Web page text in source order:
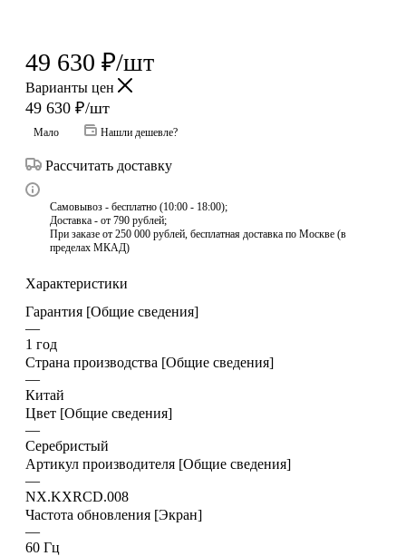
49 630 ₽/шт
Варианты цен
49 630 ₽/шт
Мало Нашли дешевле?
Рассчитать доставку
Самовывоз - бесплатно (10:00 - 18:00);
Доставка - от 790 рублей;
При заказе от 250 000 рублей, бесплатная доставка по Москве (в
пределах МКАД)
Характеристики
Гарантия [Общие сведения]
—
1 год
Страна производства [Общие сведения]
—
Китай
Цвет [Общие сведения]
—
Серебристый
Артикул производителя [Общие сведения]
—
NX.KXRCD.008
Частота обновления [Экран]
—
60 Гц